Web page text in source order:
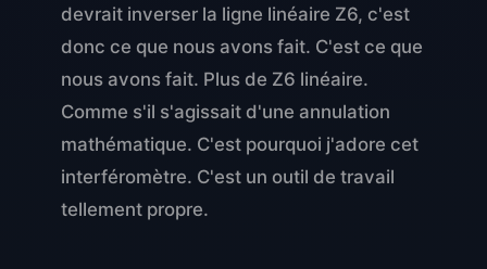
devrait inverser la ligne linéaire Z6, c'est
donc ce que nous avons fait. C'est ce que
nous avons fait. Plus de Z6 linéaire.
Comme s'il s'agissait d'une annulation
mathématique. C'est pourquoi j'adore cet
interféromètre. C'est un outil de travail
tellement propre.